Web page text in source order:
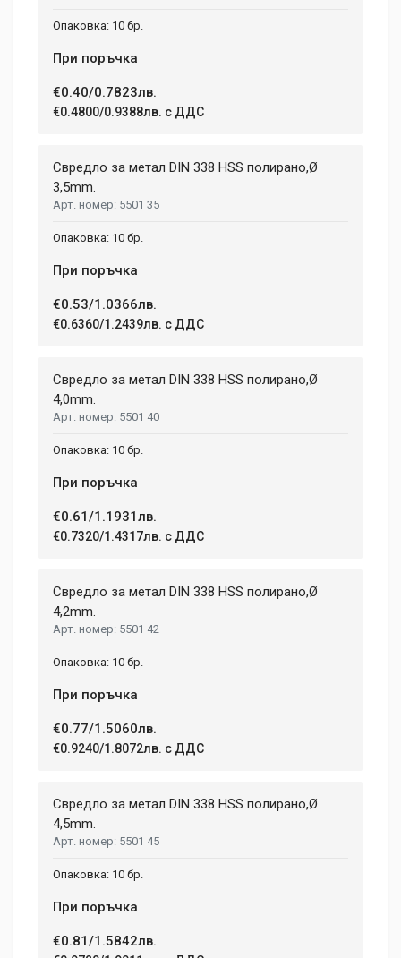
1
Write A Review
Your Name
Email Address
Post Your Review
10 бр.
При поръчка
€0.40/0.7823лв.
€0.4800/0.9388лв. с ДДС
Свредло за метал DIN 338 HSS полирано,Ø
3,5mm.
5501 35
10 бр.
При поръчка
€0.53/1.0366лв.
€0.6360/1.2439лв. с ДДС
Свредло за метал DIN 338 HSS полирано,Ø
4,0mm.
5501 40
10 бр.
При поръчка
€0.61/1.1931лв.
€0.7320/1.4317лв. с ДДС
Свредло за метал DIN 338 HSS полирано,Ø
4,2mm.
5501 42
10 бр.
При поръчка
€0.77/1.5060лв.
€0.9240/1.8072лв. с ДДС
Свредло за метал DIN 338 HSS полирано,Ø
4,5mm.
5501 45
10 бр.
При поръчка
€0.81/1.5842лв.